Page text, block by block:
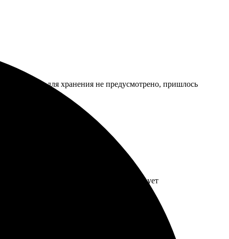
коробки для хранения не предусмотрено, пришлось
всё пришло быстро. Упаковка гарантирует